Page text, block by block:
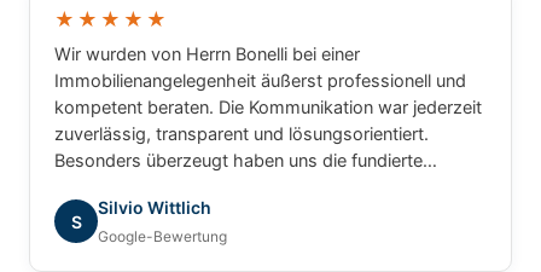
★★★★★
Wir wurden von Herrn Bonelli bei einer
Immobilienangelegenheit äußerst professionell und
kompetent beraten. Die Kommunikation war jederzeit
zuverlässig, transparent und lösungsorientiert.
Besonders überzeugt haben uns die fundierte
Anliegen und das sehr gute Verständnis für die
besonderen Anforderungen. Wir haben uns während
des gesamten Prozesses bestens betreut gefühlt
S
Silvio Wittlich
Google-Bewertung